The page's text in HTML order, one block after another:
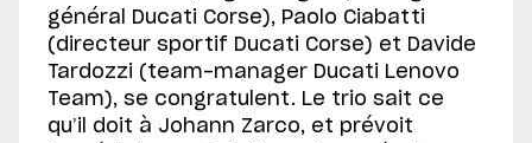
général Ducati Corse), Paolo Ciabatti
(directeur sportif Ducati Corse) et Davide
Tardozzi (team-manager Ducati Lenovo
Team), se congratulent. Le trio sait ce
qu’il doit à Johann Zarco, et prévoit